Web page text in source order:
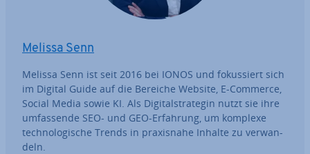
Melissa Senn
Melissa Senn ist seit 2016 bei IONOS und fo­kus­siert sich
im Digital Guide auf die Bereiche Website, E-Commerce,
Social Media sowie KI. Als Di­gi­tal­stra­te­gin nutzt sie ihre
um­fas­sen­de SEO- und GEO-Erfahrung, um komplexe
tech­no­lo­gi­sche Trends in pra­xis­na­he Inhalte zu ver­wan­
deln.